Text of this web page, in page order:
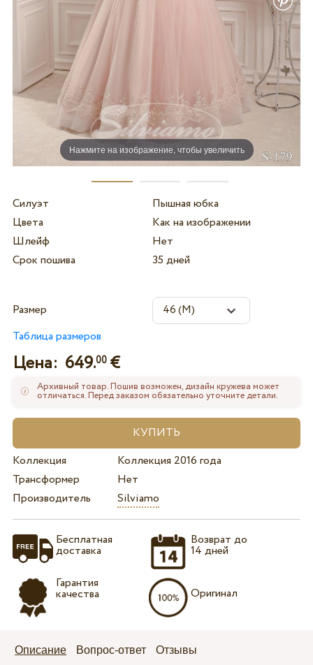
Нажмите на изображение, чтобы увеличить
Силуэт
Пышная юбка
Цвета
Как на изображении
Шлейф
Нет
Срок пошива
35 дней
Размер
Таблица размеров
Цена: 649.00€
Архивный товар. Пошив возможен, дизайн кружева может
отличаться. Перед заказом обязательно уточните детали.
Коллекция
Коллекция 2016 года
Трансформер
Нет
Производитель
Silviamo
Бесплатная
доставка
Гарантия
качества
Возврат до
14 дней
Оригинал
Описание Вопрос-ответ Отзывы